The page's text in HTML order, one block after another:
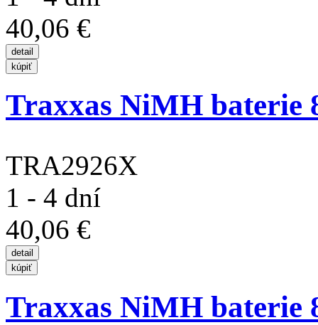
40,06 €
Traxxas NiMH baterie
TRA2926X
1 - 4 dní
40,06 €
Traxxas NiMH baterie